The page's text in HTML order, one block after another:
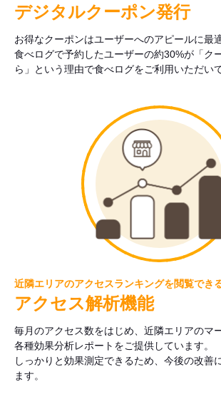
デジタルクーポン発行
お得なクーポンはユーザーへのアピールに最
食べログで予約したユーザーの約30%が「ク
ら」という理由で食べログをご利用いただい
近隣エリアのアクセスランキングを閲覧でき
アクセス解析機能
毎月のアクセス数をはじめ、近隣エリアのマ
各種効果分析レポートをご提供しています。
しっかりと効果測定できるため、今後の改善
ます。